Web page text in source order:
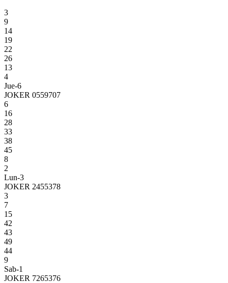
3
9
14
19
22
26
13
4
Jue-6
JOKER 0559707
6
16
28
33
38
45
8
2
Lun-3
JOKER 2455378
3
7
15
42
43
49
44
9
Sab-1
JOKER 7265376